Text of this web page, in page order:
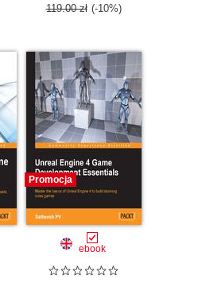
119.00 zł (-10%)
Promocja
ebook